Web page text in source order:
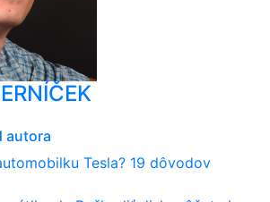
autora
Tesla? 19 dôvodov